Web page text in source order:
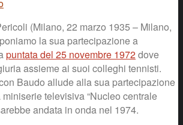
(Milano, 22 marzo 1935 – Milano,
la sua partecipazione a
puntata del 25 novembre 1972dove
assieme ai suoi colleghi tennisti.
Baudo allude alla sua partecipazione
televisiva “Nucleo centrale
andata in onda nel 1974.